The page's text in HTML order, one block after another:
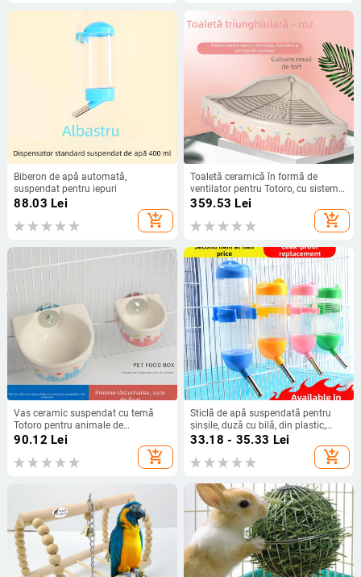
Biberon de apă automată,
suspendat pentru iepuri
88.03 Lei
add_shopping_cart
Toaletă ceramică în formă de
ventilator pentru Totoro, cu sistem
anti-răsturnare
359.53 Lei
add_shopping_cart
Vas ceramic suspendat cu temă
Totoro pentru animale de
companie, anti-spurgre? anti-spill,
montare sigură, potrivit pentru
animale mici
90.12 Lei
add_shopping_cart
Sticlă de apă suspendată pentru
șinșile, duză cu bilă, din plastic,
etanșă
33.18 - 35.33 Lei
add_shopping_cart